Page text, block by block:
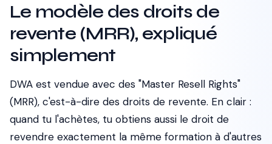
Le modèle des droits de
revente (MRR), expliqué
simplement
DWA est vendue avec des "Master Resell Rights"
(MRR), c'est-à-dire des droits de revente. En clair :
quand tu l'achètes, tu obtiens aussi le droit de
revendre exactement la même formation à d'autres